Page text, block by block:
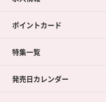
カードラボの買取サービスTOP
店舗買取について
ネット買取について
買取承諾書について
ポイントカード
ポイントカードTOP
ポイント交換景品
特集一覧
発売日カレンダー